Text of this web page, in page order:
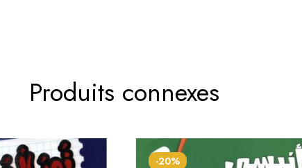
Produits connexes
-20%